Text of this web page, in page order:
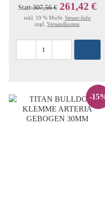
Statt307,56 € 261,42 €
inkl. 19 % MwSt. Steuer-Info
zzgl. Versandkosten
-